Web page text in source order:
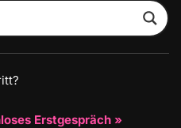
Erstgespräch »